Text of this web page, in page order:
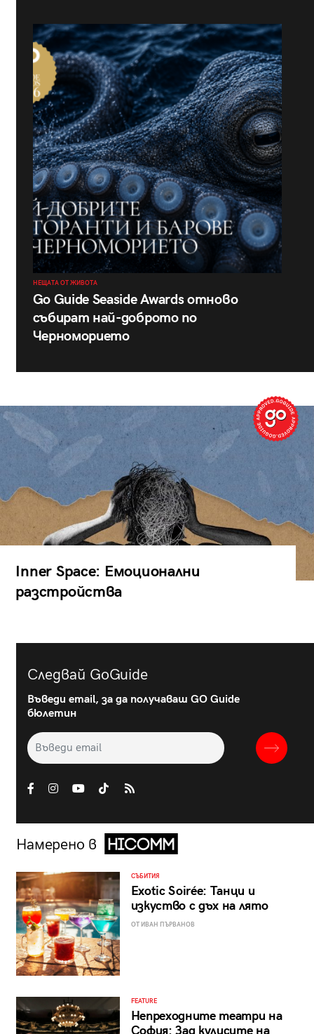
НЕЩАТА ОТ ЖИВОТА
Go Guide Seaside Awards отново
събират най-доброто по
Черноморието
Inner Space: Емоционални
разстройства
Следвай GoGuide
Въведи email, за да получаваш GO Guide
бюлетин
Намерено в
СЪБИТИЯ
Exotic Soirée: Танци и
изкуство с дъх на лято
ОТ ИВАН ПЪРВАНОВ
FEATURE
Непреходните театри на
София: Зад кулисите на